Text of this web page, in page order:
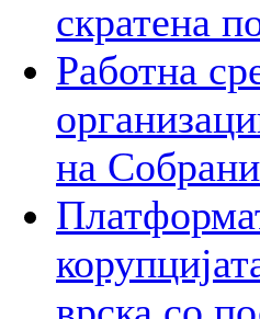
скратена
Работна
на